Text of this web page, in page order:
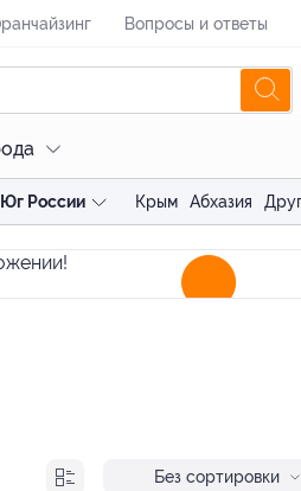
Вопросы и ответы
Юг России Крым Абхазия
Без сортировки